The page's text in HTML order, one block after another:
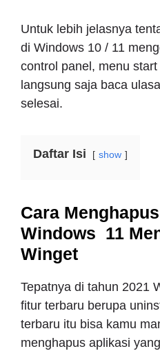
Untuk lebih jelasnya
di Windows 10 / 11
control panel, menu
langsung saja baca
selesai.
Daftar Isi show
Cara
Windows 11
Winget
Tepatnya di tahun 2021
fitur terbaru berupa
terbaru itu bisa kamu
menghapus aplikasi